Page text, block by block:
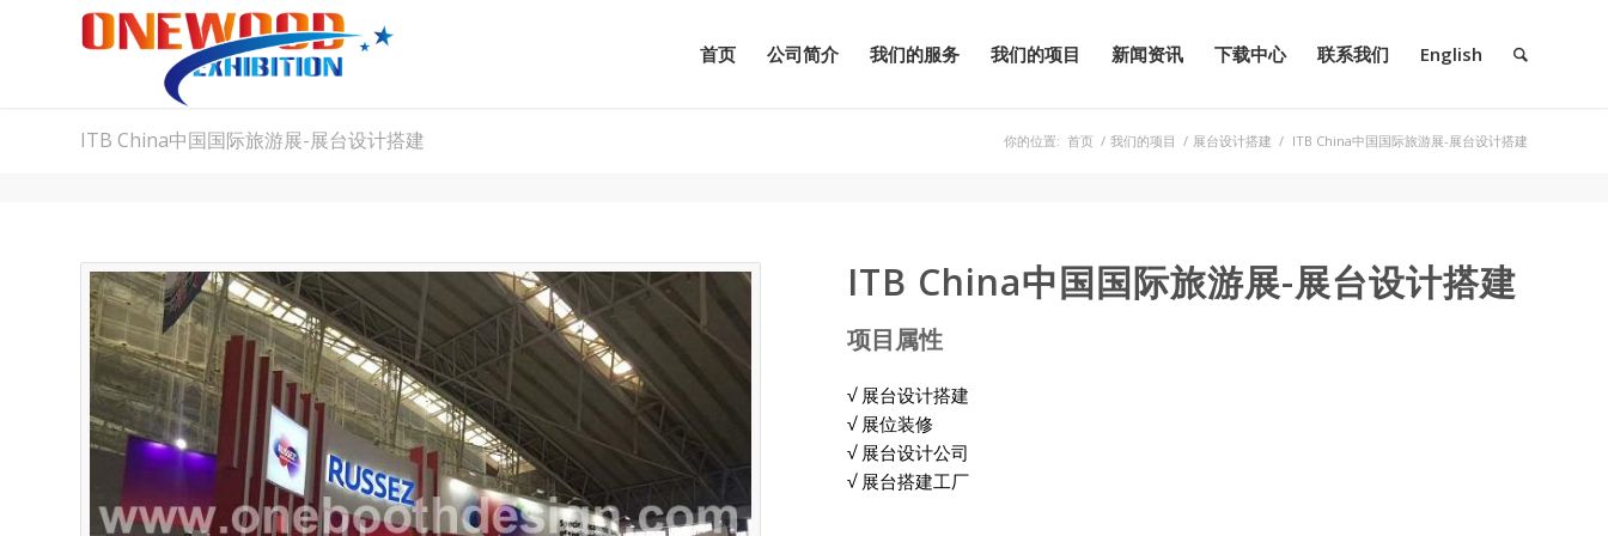
首页 公司简介 我们的服务 我们的项目 新闻资讯 下载中心 联系我们 English
ITB China中国国际旅游展-展台设计搭建 你的位置: 首页 / 我们的项目 / 展台设计搭建 / ITB China中国国际旅游展-展台设计搭建
ITB China中国国际旅游展-展台设计搭建
项目属性
√ 展台设计搭建
√ 展位装修
√ 展台设计公司
√ 展台搭建工厂